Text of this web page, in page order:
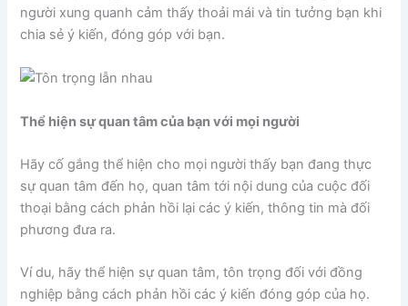
người xung quanh cảm thấy thoải mái và tin tưởng bạn khi
chia sẻ ý kiến, đóng góp với bạn.
Thể hiện sự quan tâm của bạn với mọi người
Hãy cố gắng thể hiện cho mọi người thấy bạn đang thực
sự quan tâm đến họ, quan tâm tới nội dung của cuộc đối
thoại bằng cách phản hồi lại các ý kiến, thông tin mà đối
phương đưa ra.
Ví du, hãy thể hiện sự quan tâm, tôn trọng đối với đồng
nghiệp bằng cách phản hồi các ý kiến đóng góp của họ.